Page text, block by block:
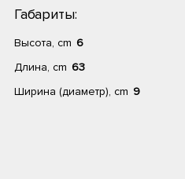
Габариты:
Высота, cm 6
Длина, cm 63
Ширина (диаметр), cm 9